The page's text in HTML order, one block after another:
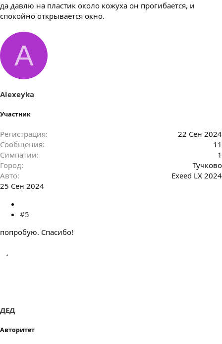
да давлю на пластик около кожуха он прогибается, и
спокойно открывается окно.
A
Alexeyka
Участник
Регистрация
22 Сен 2024
Сообщения
11
Симпатии
1
Город
Тучково
Авто
Exeed LX 2024
25 Сен 2024
#5
попробую. Спасибо!
ДЕД
Авторитет